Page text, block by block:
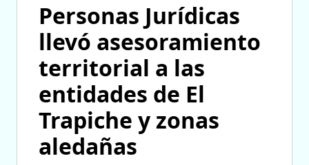
Personas Jurídicas
llevó asesoramiento
territorial a las
entidades de El
Trapiche y zonas
aledañas